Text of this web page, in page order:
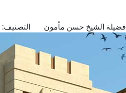
فضيلة الشيخ حسن مأمون التصنيف: